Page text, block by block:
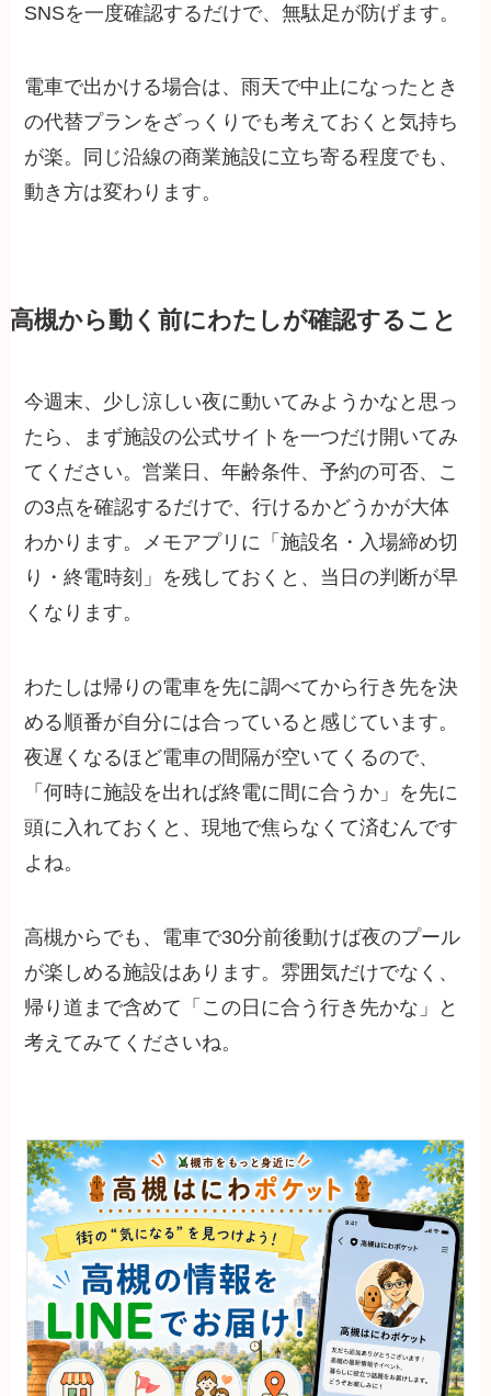
SNSを一度確認するだけで、無駄足が防げます。
電車で出かける場合は、雨天で中止になったとき
の代替プランをざっくりでも考えておくと気持ち
が楽。同じ沿線の商業施設に立ち寄る程度でも、
動き方は変わります。
高槻から動く前にわたしが確認すること
今週末、少し涼しい夜に動いてみようかなと思っ
たら、まず施設の公式サイトを一つだけ開いてみ
てください。営業日、年齢条件、予約の可否、こ
の3点を確認するだけで、行けるかどうかが大体
わかります。メモアプリに「施設名・入場締め切
り・終電時刻」を残しておくと、当日の判断が早
くなります。
わたしは帰りの電車を先に調べてから行き先を決
める順番が自分には合っていると感じています。
夜遅くなるほど電車の間隔が空いてくるので、
「何時に施設を出れば終電に間に合うか」を先に
頭に入れておくと、現地で焦らなくて済むんです
よね。
高槻からでも、電車で30分前後動けば夜のプール
が楽しめる施設はあります。雰囲気だけでなく、
帰り道まで含めて「この日に合う行き先かな」と
考えてみてくださいね。